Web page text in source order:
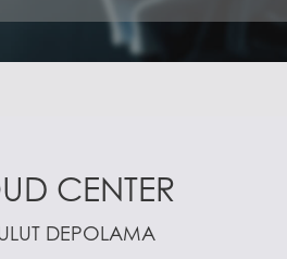
CENTER
DEPOLAMA